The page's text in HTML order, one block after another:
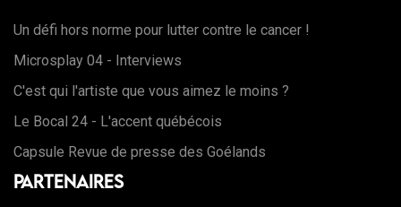
Un défi hors norme pour lutter contre le cancer !
Microsplay 04 - Interviews
C'est qui l'artiste que vous aimez le moins ?
Le Bocal 24 - L'accent québécois
Capsule Revue de presse des Goélands
Partenaires